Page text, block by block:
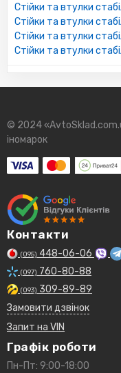
Стійки та втулки
Стійки та втулки
Стійки та втулки
Стійки та втулки
© 2024
іномарок
Контакти
(095) 448-06-06
(097) 760-80-88
(093) 309-89-89
Замовити дзвінок
Запит на VIN
Графік роботи
Пн-Пт: 9:00-18:00